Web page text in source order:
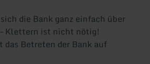
die Bank ganz einfach über
Klettern ist nicht nötig!
das Betreten der Bank auf